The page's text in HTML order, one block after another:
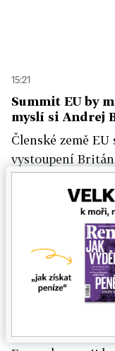
15:21
Summit EU by
myslí si Andrej
Členské země
vystoupení
schválit. Při
to řekl premiér
Uzavření
mohlo pomoct
Prezident
domnívá, že